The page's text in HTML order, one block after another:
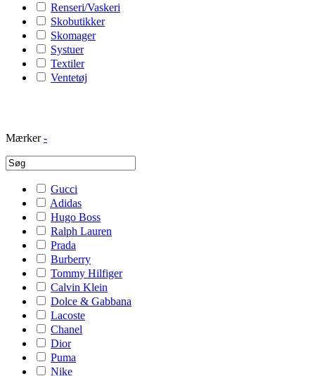
Renseri/Vaskeri
Skobutikker
Skomager
Systuer
Textiler
Ventetøj
Mærker -
Gucci
Adidas
Hugo Boss
Ralph Lauren
Prada
Burberry
Tommy Hilfiger
Calvin Klein
Dolce & Gabbana
Lacoste
Chanel
Dior
Puma
Nike